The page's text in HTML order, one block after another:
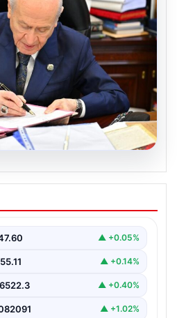
yasa açıklaması:
tescillendi
▲ +0.05%
55.11 ▲ +0.14%
6522.3 ▲ +0.40%
▲ +1.02%